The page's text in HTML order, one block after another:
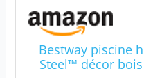
Bestway piscine
Steel™ décor